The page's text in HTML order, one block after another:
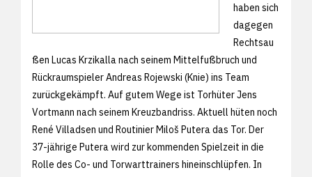
haben sich
dagegen
Rechtsau
ßen Lucas Krzikalla nach seinem Mittelfußbruch und
Rückraumspieler Andreas Rojewski (Knie) ins Team
zurückgekämpft. Auf gutem Wege ist Torhüter Jens
Vortmann nach seinem Kreuzbandriss. Aktuell hüten noch
René Villadsen und Routinier Miloš Putera das Tor. Der
37-jährige Putera wird zur kommenden Spielzeit in die
Rolle des Co- und Torwarttrainers hineinschlüpfen. In